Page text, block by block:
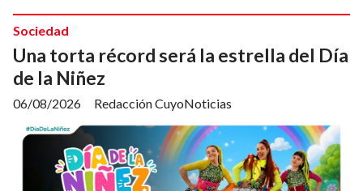
Una torta récord será la estrella del Día
de la Niñez
Redacción CuyoNoticias
Sociedad
06/08/2026